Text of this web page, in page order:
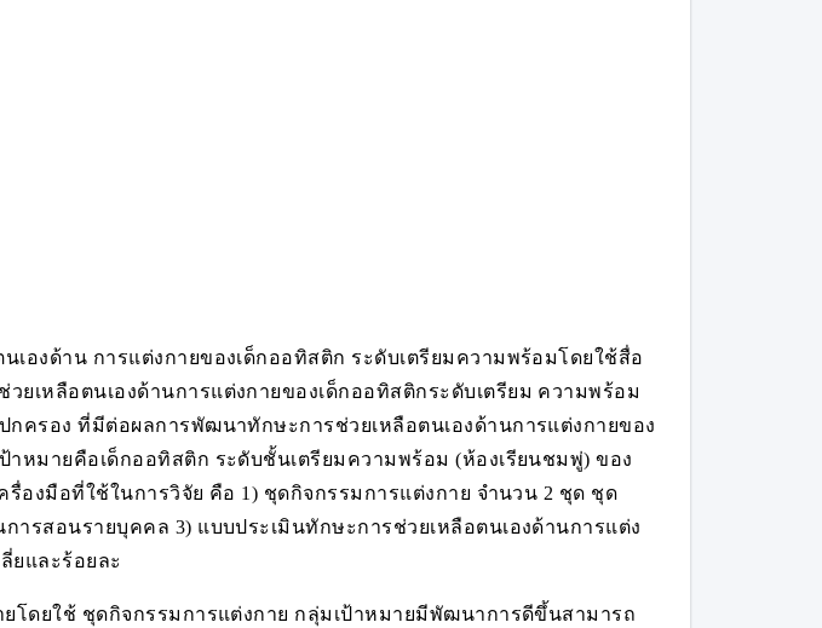
องด้าน การแต่งกายของเด็กออทิสติก ระดับเตรียมความพร้อมโดยใช้สื่อ
ยเหลือตนเองด้านการแต่งกายของเด็กออทิสติกระดับเตรียม ความพร้อม
ครอง ที่มีต่อผลการพัฒนาทักษะการช่วยเหลือตนเองด้านการแต่งกายของ
หมายคือเด็กออทิสติก ระดับชั้นเตรียมความพร้อม (ห้องเรียนชมพู่) ของ
องมือที่ใช้ในการวิจัย คือ 1) ชุดกิจกรรมการแต่งกาย จำนวน 2 ชุด ชุด
รสอนรายบุคคล 3) แบบประเมินทักษะการช่วยเหลือตนเองด้านการแต่ง
ยและร้อยละ
โดยใช้ ชุดกิจกรรมการแต่งกาย กลุ่มเป้าหมายมีพัฒนาการดีขึ้นสามารถ